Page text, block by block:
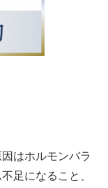
はホルモンバラ
足になること、